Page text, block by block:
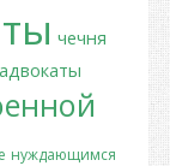
чечня
адвокаты
нуждающимся